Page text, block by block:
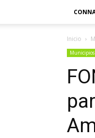
Inicio
Municipios